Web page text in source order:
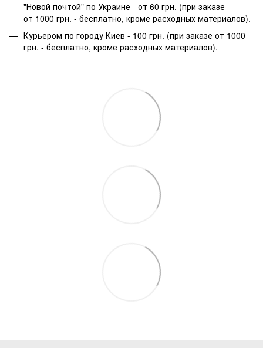
"Новой почтой" по Украине - от 60 грн. (при заказе
от 1000 грн. - бесплатно, кроме расходных материалов).
Курьером по городу Киев - 100 грн. (при заказе от 1000
грн. - бесплатно, кроме расходных материалов).